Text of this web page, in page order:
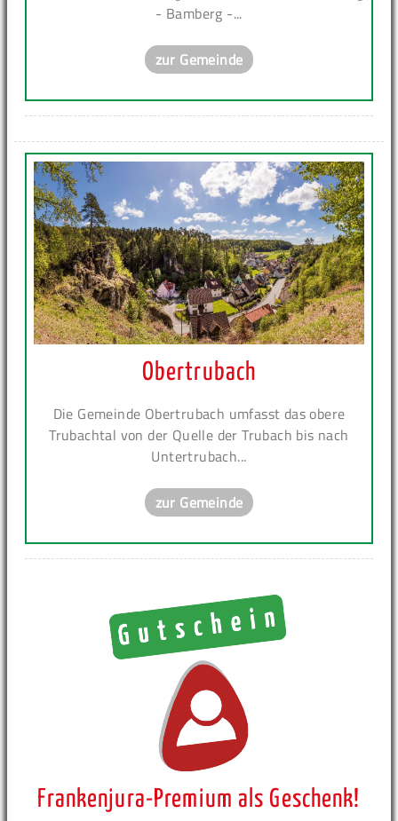
- Bamberg -...
zur Gemeinde
Obertrubach
Die Gemeinde Obertrubach umfasst das obere
Trubachtal von der Quelle der Trubach bis nach
Untertrubach...
zur Gemeinde
Frankenjura-Premium als Geschenk!